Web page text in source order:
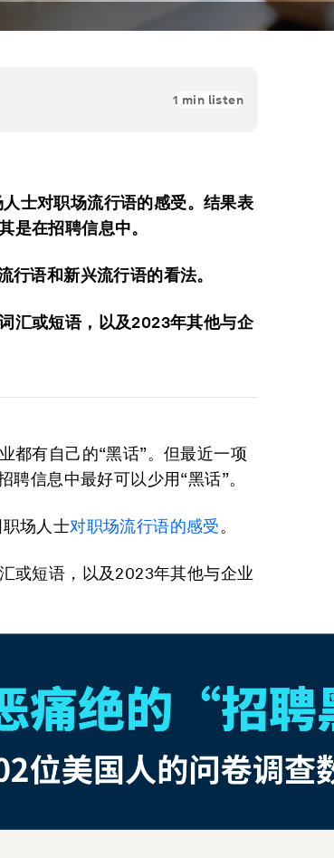
1 min listen
士对职场流行语的感受。结果表
是在招聘信息中。
行语和新兴流行语的看法。
汇或短语，以及2023年其他与企
都有自己的“黑话”。但最近一项
信息中最好可以少用“黑话”。
场人士对职场流行语的感受。
或短语，以及2023年其他与企业